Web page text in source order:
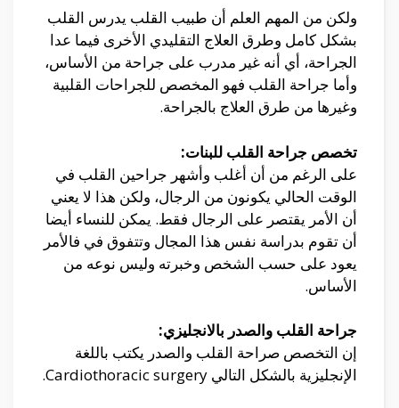
ولكن من المهم العلم أن طبيب القلب يدرس القلب
بشكل كامل وطرق العلاج التقليدي الأخرى فيما عدا
الجراحة، أي أنه غير مدرب على جراحة من الأساس،
وأما جراحة القلب فهو المخصص للجراحات القلبية
وغيرها من طرق العلاج بالجراحة.
تخصص جراحة القلب للبنات:
على الرغم من أن أغلب وأشهر جراحين القلب في
الوقت الحالي يكونون من الرجال، ولكن هذا لا يعني
أن الأمر يقتصر على الرجال فقط. يمكن للنساء أيضا
أن تقوم بدراسة نفس هذا المجال وتتفوق في فالأمر
يعود على حسب الشخص وخبرته وليس نوعه من
الأساس.
جراحة القلب والصدر بالانجليزي:
إن التخصص صراحة القلب والصدر يكتب باللغة
الإنجليزية بالشكل التالي Cardiothoracic surgery.